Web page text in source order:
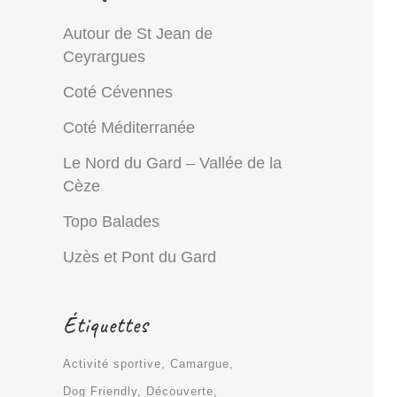
Autour de St Jean de
Ceyrargues
Coté Cévennes
Coté Méditerranée
Le Nord du Gard – Vallée de la
Cèze
Topo Balades
Uzès et Pont du Gard
Étiquettes
Activité sportive Camargue
Dog Friendly Découverte